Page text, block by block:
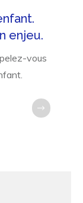
enjeu.
vous